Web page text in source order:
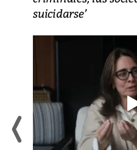
suicidarse’